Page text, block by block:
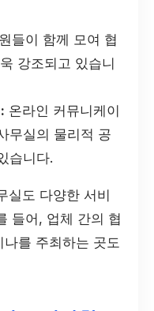
들이 함께 모여 협
강조되고 있습니
온라인 커뮤니케이
무실의 물리적 공
습니다.
실도 다양한 서비
들어, 업체 간의 협
를 주최하는 곳도